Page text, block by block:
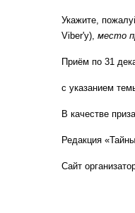
Укажите,
Viber'у), место
Приём по 31
с указанием
В качестве
Редакция
Сайт